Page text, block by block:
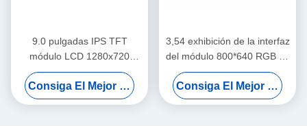
9.0 pulgadas IPS TFT
módulo LCD 1280x720
LVDS pantalla para el
salpicadero de automóviles
Consiga El Mejor Precio
3,54 exhibición de la interfaz
del módulo 800*640 RGB de
la pulgada IPS TFT LCD
para el uso automotriz
Consiga El Mejor Precio